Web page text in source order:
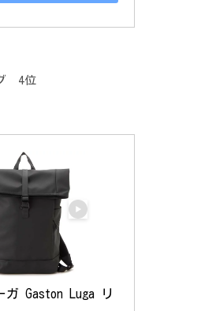
4位
ガ Gaston Luga リ